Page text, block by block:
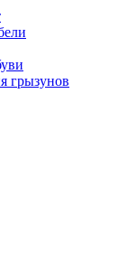
грызунов